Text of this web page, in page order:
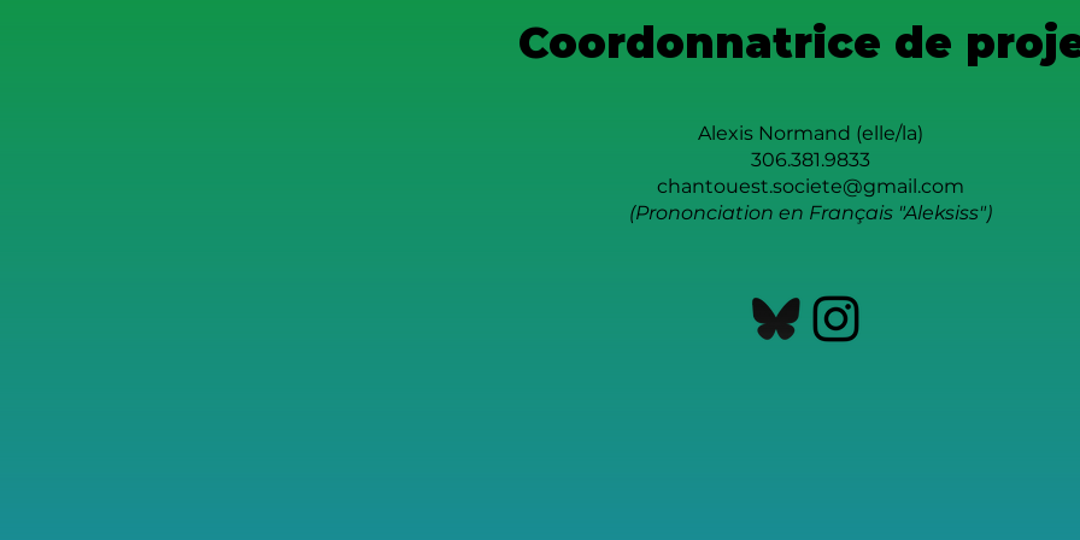
Coordonnatrice de
Alexis Normand (elle/la)
306.381.9833
chantouest.societe@gmail.com
(Prononciation en Français "Aleksiss")